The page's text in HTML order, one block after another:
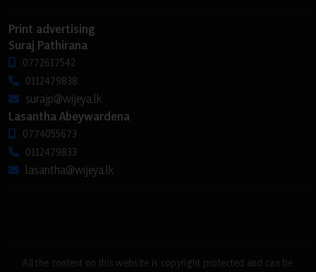
Print advertising
Suraj Pathirana
0772617542
0112479838
surajp@wijeya.lk
Lasantha Abeywardena
0774055673
0112479833
lasantha@wijeya.lk
All the content on this website is copyright protected and can be